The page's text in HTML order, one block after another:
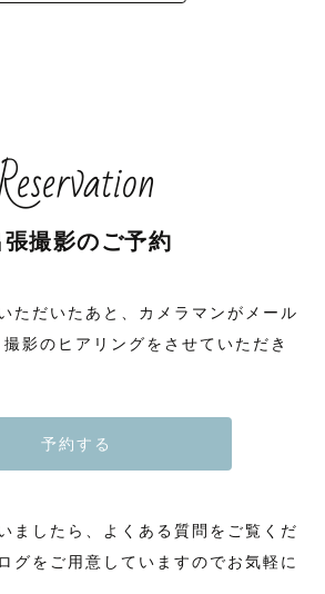
張撮影のご予約
ただいたあと、カメラマンがメール
影のヒアリングをさせていただき
予約する
ましたら、よくある質問をご覧くだ
グをご用意していますのでお気軽に